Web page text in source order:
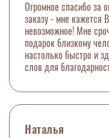
Огромное спасибо за
заказу - мне кажется
невозможное! Мне
подарок близкому
настолько быстро и
слов для
Наталья